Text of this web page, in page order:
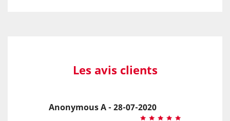
Les avis clients
Anonymous A - 28-07-2020